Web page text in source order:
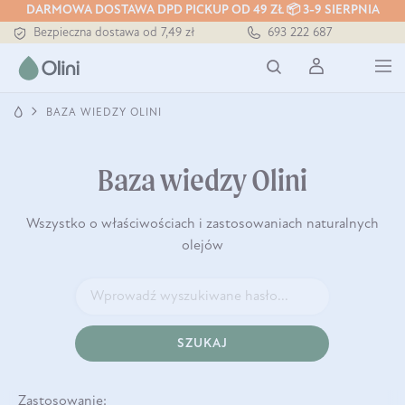
DARMOWA DOSTAWA DPD PICKUP OD 49 ZŁ 📦 3-9 SIERPNIA
Bezpieczna dostawa od 7,49 zł
Darmowa dostawa od 199 zł
Tłoczony zawsze na zimno
693 222 687
BAZA WIEDZY OLINI
Baza wiedzy Olini
Wszystko o właściwościach i zastosowaniach naturalnych
olejów
SZUKAJ
Zastosowanie: